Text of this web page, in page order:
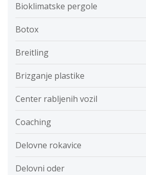
Bioklimatske pergole
Botox
Breitling
Brizganje plastike
Center rabljenih vozil
Coaching
Delovne rokavice
Delovni oder